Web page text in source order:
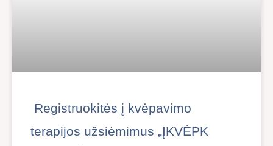
Registruokitės į kvėpavimo
terapijos užsiėmimus „ĮKVĖPK